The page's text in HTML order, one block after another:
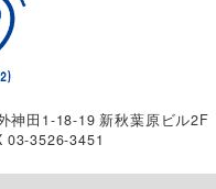
神田1-18-19 新秋葉原ビル2F
03-3526-3451